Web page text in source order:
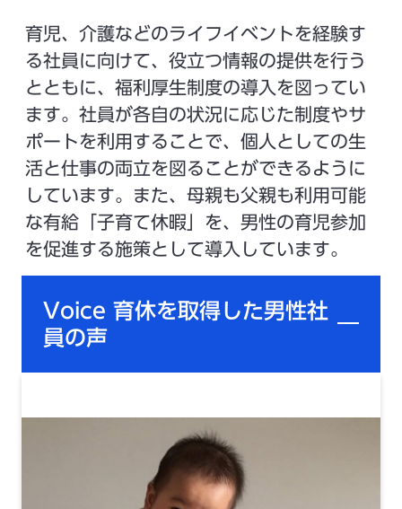
育児、介護などのライフイベントを経験す
る社員に向けて、役立つ情報の提供を行う
とともに、福利厚生制度の導入を図ってい
ます。社員が各自の状況に応じた制度やサ
ポートを利用することで、個人としての生
活と仕事の両立を図ることができるように
しています。また、母親も父親も利用可能
な有給「子育て休暇」を、男性の育児参加
を促進する施策として導入しています。
Voice 育休を取得した男性社
員の声